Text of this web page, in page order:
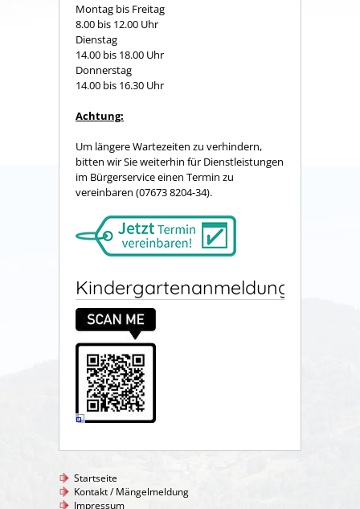
Montag bis Freitag
8.00 bis 12.00 Uhr
Dienstag
14.00 bis 18.00 Uhr
Donnerstag
14.00 bis 16.30 Uhr
Achtung:
Um längere Wartezeiten zu verhindern,
bitten wir Sie weiterhin für Dienstleistungen
im Bürgerservice einen Termin zu
vereinbaren (07673 8204-34).
Kindergartenanmeldung
Startseite
Kontakt / Mängelmeldung
Impressum